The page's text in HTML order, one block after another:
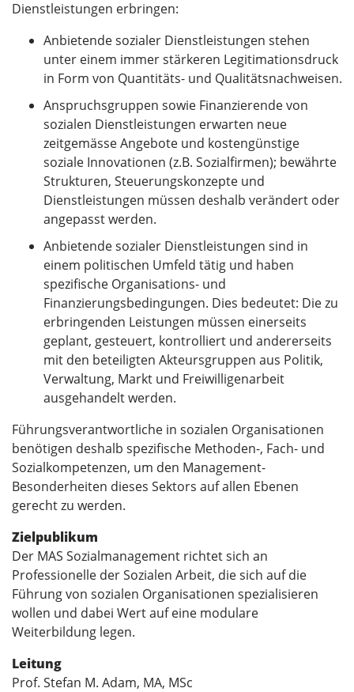
Dienstleistungen erbringen:
Anbietende sozialer Dienstleistungen stehen
unter einem immer stärkeren Legitimationsdruck
in Form von Quantitäts- und Qualitätsnachweisen.
Anspruchsgruppen sowie Finanzierende von
sozialen Dienstleistungen erwarten neue
zeitgemässe Angebote und kostengünstige
soziale Innovationen (z.B. Sozialfirmen); bewährte
Strukturen, Steuerungskonzepte und
Dienstleistungen müssen deshalb verändert oder
angepasst werden.
Anbietende sozialer Dienstleistungen sind in
einem politischen Umfeld tätig und haben
spezifische Organisations- und
Finanzierungsbedingungen. Dies bedeutet: Die zu
erbringenden Leistungen müssen einerseits
geplant, gesteuert, kontrolliert und andererseits
mit den beteiligten Akteursgruppen aus Politik,
Verwaltung, Markt und Freiwilligenarbeit
ausgehandelt werden.
Führungsverantwortliche in sozialen Organisationen
benötigen deshalb spezifische Methoden-, Fach- und
Sozialkompetenzen, um den Management-
Besonderheiten dieses Sektors auf allen Ebenen
gerecht zu werden.
Zielpublikum
Der MAS Sozialmanagement richtet sich an
Professionelle der Sozialen Arbeit, die sich auf die
Führung von sozialen Organisationen spezialisieren
wollen und dabei Wert auf eine modulare
Weiterbildung legen.
Leitung
Prof. Stefan M. Adam, MA, MSc